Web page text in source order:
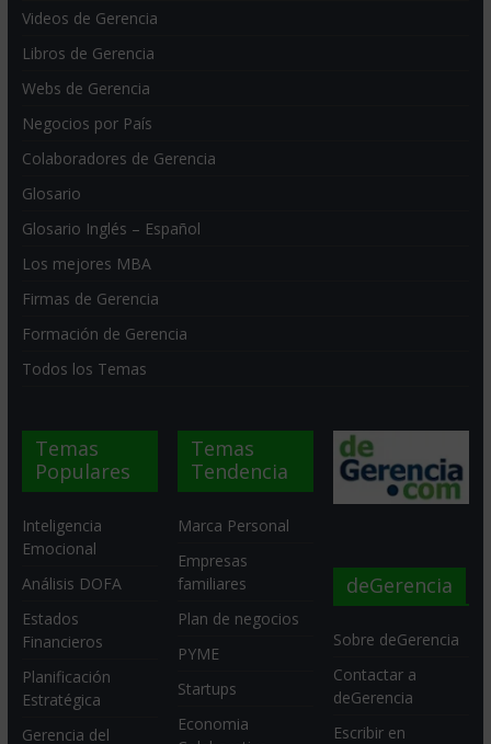
Videos de Gerencia
Libros de Gerencia
Webs de Gerencia
Negocios por País
Colaboradores de Gerencia
Glosario
Glosario Inglés – Español
Los mejores MBA
Firmas de Gerencia
Formación de Gerencia
Todos los Temas
Temas
Populares
Inteligencia
Emocional
Análisis DOFA
Estados
Financieros
Planificación
Estratégica
Gerencia del
Temas
Tendencia
Marca Personal
Empresas
familiares
Plan de negocios
PYME
Startups
Economia
deGerencia
Sobre deGerencia
Contactar a
deGerencia
Escribir en